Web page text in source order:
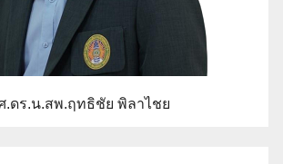
.ดร.น.สพ.ฤทธิชัย พิลาไชย